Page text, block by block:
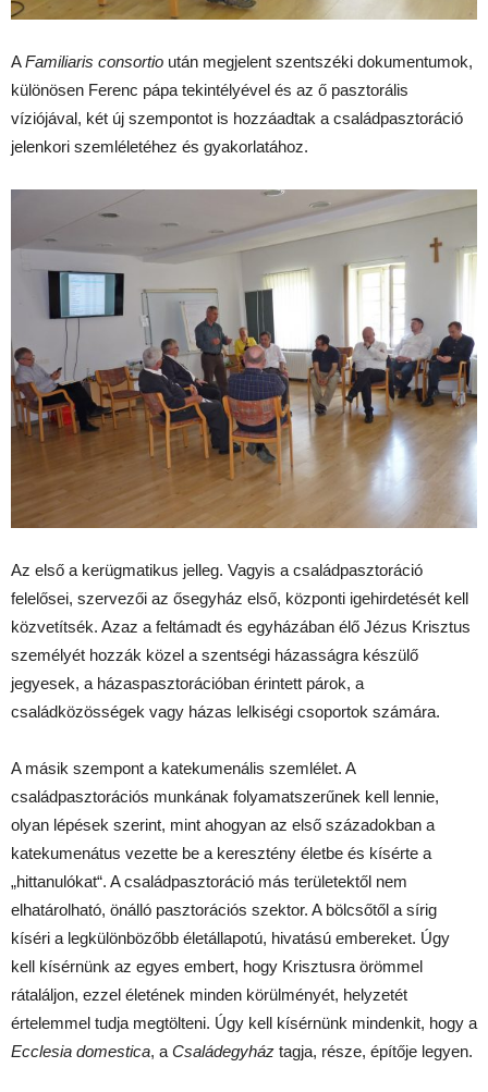
AFamiliaris consortio után megjelent szentszéki dokumentumok,
különösen Ferenc pápa tekintélyével és az ő pasztorális
víziójával, két új szempontot is hozzáadtak a családpasztoráció
jelenkori szemléletéhez és gyakorlatához.
Az első a kerügmatikus jelleg. Vagyis a családpasztoráció
felelősei, szervezői az ősegyház első, központi igehirdetését kell
közvetítsék. Azaz a feltámadt és egyházában élő Jézus Krisztus
személyét hozzák közel a szentségi házasságra készülő
jegyesek, a házaspasztorációban érintett párok, a
családközösségek vagy házas lelkiségi csoportok számára.
A másik szempont a katekumenális szemlélet. A
családpasztorációs munkának folyamatszerűnek kell lennie,
olyan lépések szerint, mint ahogyan az első századokban a
katekumenátus vezette be a keresztény életbe és kísérte a
„hittanulókat“. A családpasztoráció más területektől nem
elhatárolható, önálló pasztorációs szektor. A bölcsőtől a sírig
kíséri a legkülönbözőbb életállapotú, hivatású embereket. Úgy
kell kísérnünk az egyes embert, hogy Krisztusra örömmel
rátaláljon, ezzel életének minden körülményét, helyzetét
értelemmel tudja megtölteni. Úgy kell kísérnünk mindenkit, hogy a
Ecclesia domestica, a Családegyház tagja, része, építője legyen.